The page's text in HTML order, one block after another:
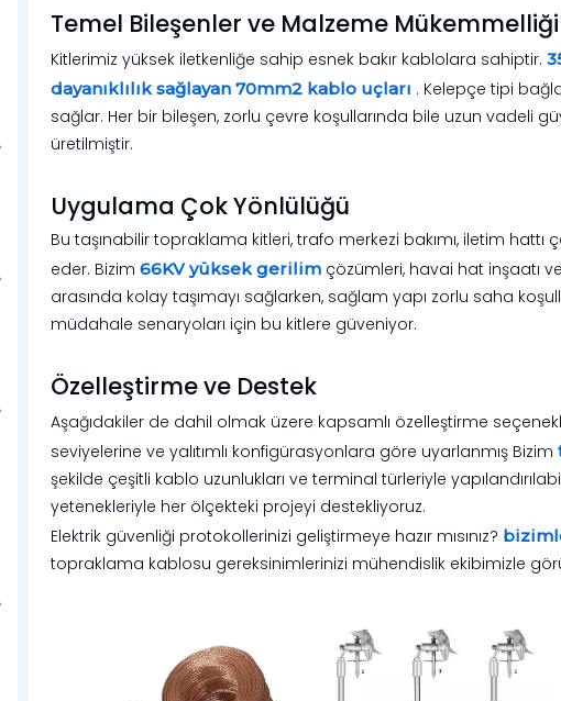
Temel Bileşenler ve Malzeme Mükemmelliği
Kitlerimiz yüksek iletkenliğe sahip esnek bakır kablolara sahiptir.
dayanıklılık sağlayan 70mm2 kablo uçları . Kelepçe tipi
sağlar. Her bir bileşen, zorlu çevre koşullarında bile uzun vadeli
üretilmiştir.
Uygulama Çok Yönlülüğü
Bu taşınabilir topraklama kitleri, trafo merkezi bakımı, iletim
eder. Bizim 66KV yüksek gerilim çözümleri, havai hat inşaatı
arasında kolay taşımayı sağlarken, sağlam yapı zorlu saha
müdahale senaryoları için bu kitlere güveniyor.
Özelleştirme ve Destek
Aşağıdakiler de dahil olmak üzere kapsamlı özelleştirme
seviyelerine ve yalıtımlı konfigürasyonlara göre uyarlanmış Bizim
şekilde çeşitli kablo uzunlukları ve terminal türleriyle
yetenekleriyle her ölçekteki projeyi destekliyoruz.
Elektrik güvenliği protokollerinizi geliştirmeye hazır mısınız?
topraklama kablosu gereksinimlerinizi mühendislik ekibimizle